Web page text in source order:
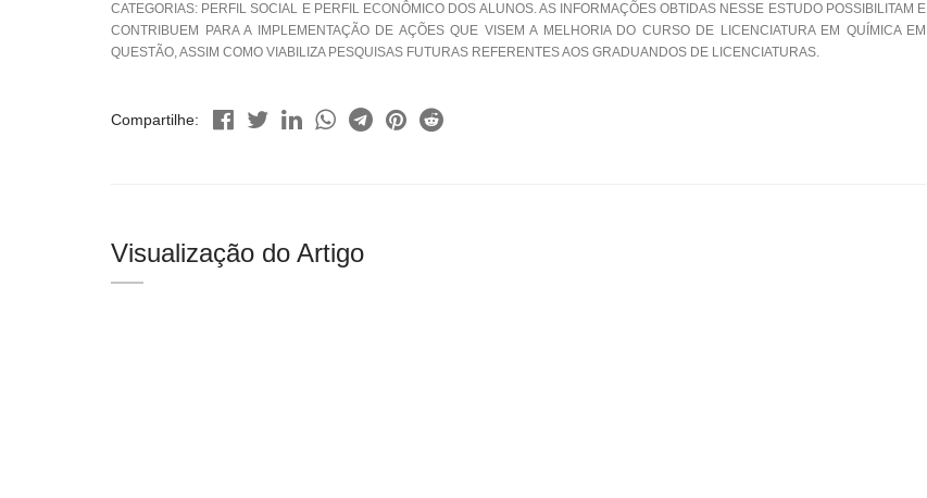
CATEGORIAS: PERFIL SOCIAL E PERFIL ECONÔMICO DOS ALUNOS. AS INFORMAÇÕES OBTIDAS NESSE ESTUDO POSSIBILITAM E
CONTRIBUEM PARA A IMPLEMENTAÇÃO DE AÇÕES QUE VISEM A MELHORIA DO CURSO DE LICENCIATURA EM QUÍMICA EM
QUESTÃO, ASSIM COMO VIABILIZA PESQUISAS FUTURAS REFERENTES AOS GRADUANDOS DE LICENCIATURAS.
Compartilhe:
Visualização do Artigo